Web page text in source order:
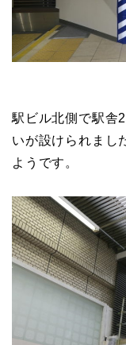
駅ビル北側で駅舎
いが設けられまし
ようです。